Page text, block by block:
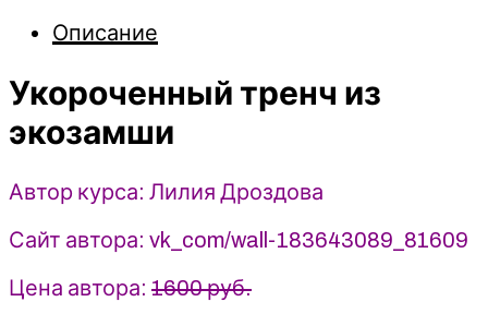
-
Лилия
Дроздова
Описание
Укороченный тренч из
экозамши
Автор курса: Лилия Дроздова
Сайт автора: vk_com/wall-183643089_81609
Цена автора: 1600 руб.